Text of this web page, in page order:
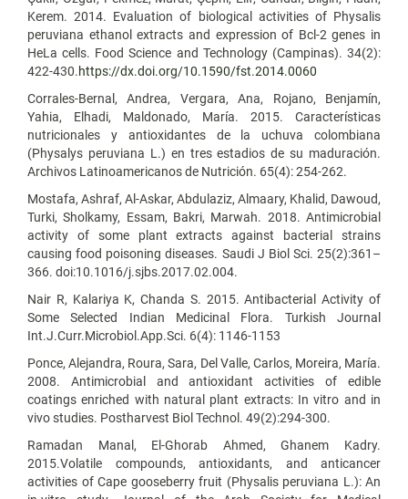
Kerem. 2014. Evaluation of biological activities of Physalis
peruviana ethanol extracts and expression of Bcl-2 genes in
HeLa cells. Food Science and Technology (Campinas). 34(2):
422-430.https://dx.doi.org/10.1590/fst.2014.0060
Corrales-Bernal, Andrea, Vergara, Ana, Rojano, Benjamín,
Yahia, Elhadi, Maldonado, María. 2015. Características
nutricionales y antioxidantes de la uchuva colombiana
(Physalys peruviana L.) en tres estadios de su maduración.
Archivos Latinoamericanos de Nutrición. 65(4): 254-262.
Mostafa, Ashraf, Al-Askar, Abdulaziz, Almaary, Khalid, Dawoud,
Turki, Sholkamy, Essam, Bakri, Marwah. 2018. Antimicrobial
activity of some plant extracts against bacterial strains
causing food poisoning diseases. Saudi J Biol Sci. 25(2):361–
366. doi:10.1016/j.sjbs.2017.02.004.
Nair R, Kalariya K, Chanda S. 2015. Antibacterial Activity of
Some Selected Indian Medicinal Flora. Turkish Journal
Int.J.Curr.Microbiol.App.Sci. 6(4): 1146-1153
Ponce, Alejandra, Roura, Sara, Del Valle, Carlos, Moreira, María.
2008. Antimicrobial and antioxidant activities of edible
coatings enriched with natural plant extracts: In vitro and in
vivo studies. Postharvest Biol Technol. 49(2):294-300.
Ramadan Manal, El-Ghorab Ahmed, Ghanem Kadry.
2015.Volatile compounds, antioxidants, and anticancer
activities of Cape gooseberry fruit (Physalis peruviana L.): An